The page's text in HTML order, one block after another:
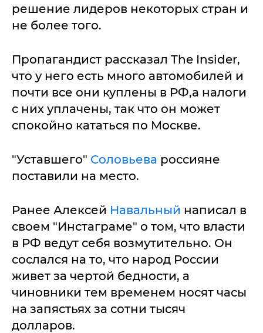
решение лидеров некоторых стран и
не более того.
Пропагандист рассказал The Insider,
что у него есть много автомобилей и
почти все они куплены в РФ,а налоги
с них уплачены, так что он может
спокойно кататься по Москве.
"Уставшего" Соловьева россияне
поставили на место.
Ранее Алексей Навальный написал в
своем "Инстаграме" о том, что власти
в РФ ведут себя возмутительно. Он
сослался на то, что народ России
живет за чертой бедности, а
чиновники тем временем носят часы
на запястьях за сотни тысяч
долларов.